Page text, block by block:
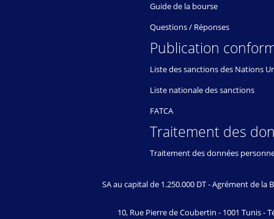
Guide de la bourse
Questions / Réponses
Publication
Liste des sanctions des Nations
Liste nationale des sanctions
FATCA
Traitement des
Traitement des données
SA au capital de 1.250.000 DT - Agrément de la
10, Rue Pierre de Coubertin - 1001 Tunis -